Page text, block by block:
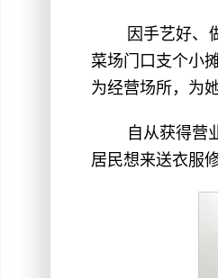
因手艺好、
菜场门口支个小
为经营场所，为
自从获得营
居民想来送衣服